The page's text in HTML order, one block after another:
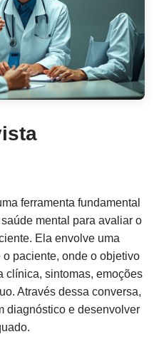
ferramenta fundamental
mental para avaliar o
Ela envolve uma
paciente, onde o objetivo
clínica, sintomas, emoções
Através dessa conversa,
diagnóstico e desenvolver